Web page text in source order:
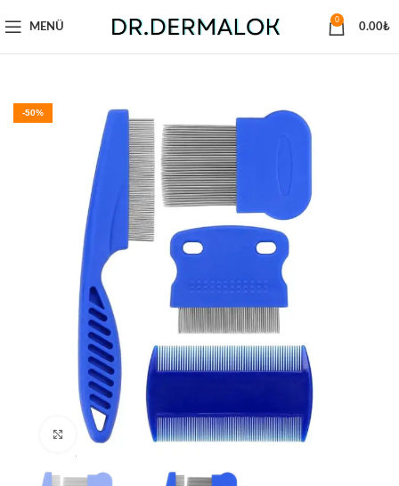
MENÜ
0
0.00₺
-50%
Büyütmek için tıklayın